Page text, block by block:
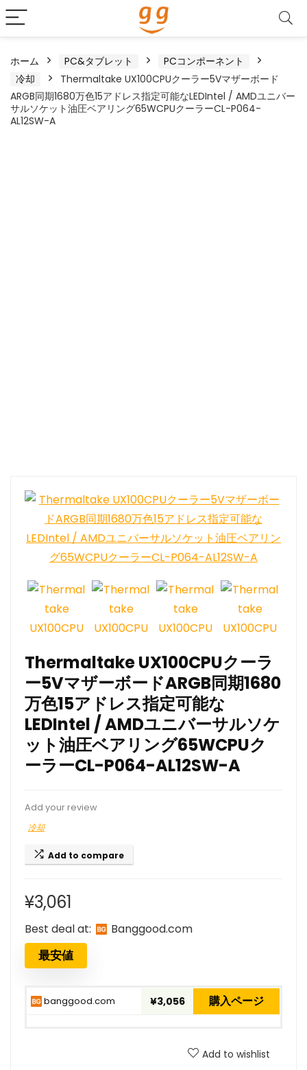
ホーム PC&タブレット
PCコンポーネント
冷却
Thermaltake UX100CPUクーラー5Vマザーボード
ARGB同期1680万色15アドレス指定可能なLEDIntel / AMDユニバー
サルソケット油圧ベアリング65WCPUクーラーCL-P064-
AL12SW-A
Thermaltake UX100CPUクーラ
ー5VマザーボードARGB同期1680
万色15アドレス指定可能な
LEDIntel / AMDユニバーサルソケ
ット油圧ベアリング65WCPUク
ーラーCL-P064-AL12SW-A
Add your review
冷却
Add to compare
¥3,061
Best deal at: banggood.com
最安値
banggood.com ¥3,056 購入ページ
Add to wishlist